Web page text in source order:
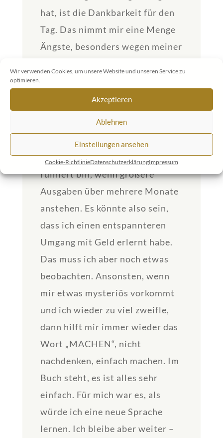
Wir verwenden Cookies, um unsere Website und unseren Service zu
optimieren.
Akzeptieren
Ablehnen
Einstellungen ansehen
Cookie-RichtlinieDatenschutzerklärungImpressum
hat, ist die Dankbarkeit für den
Tag. Das nimmt mir eine Menge
Ängste, besonders wegen meiner
Motivation mindestens einmal
täglich – das ist mir besonders
wichtig. Außerdem bin ich
irgendwie zu der Erkenntnis
gekommen, dass ich nicht gleich
ruiniert bin, wenn größere
Ausgaben über mehrere Monate
anstehen. Es könnte also sein,
dass ich einen entspannteren
Umgang mit Geld erlernt habe.
Das muss ich aber noch etwas
beobachten. Ansonsten, wenn
mir etwas mysteriös vorkommt
und ich wieder zu viel zweifle,
dann hilft mir immer wieder das
Wort „MACHEN“, nicht
nachdenken, einfach machen. Im
Buch steht, es ist alles sehr
einfach. Für mich war es, als
würde ich eine neue Sprache
lernen. Ich bleibe aber weiter –